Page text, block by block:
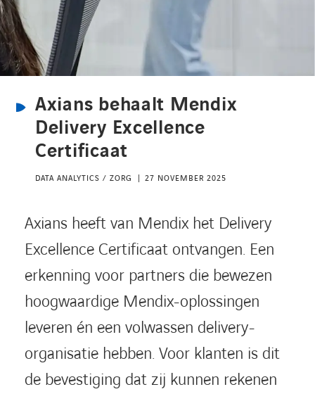
Nieuws
Kennisbank
Referenties
Events
Contact
Werken bij Axians
Axians behaalt Mendix
Delivery Excellence
Certificaat
DATA ANALYTICS / ZORG 27 NOVEMBER 2025
Axians heeft van Mendix het Delivery
Excellence Certificaat ontvangen. Een
erkenning voor partners die bewezen
hoogwaardige Mendix-oplossingen
leveren én een volwassen delivery-
organisatie hebben. Voor klanten is dit
de bevestiging dat zij kunnen rekenen